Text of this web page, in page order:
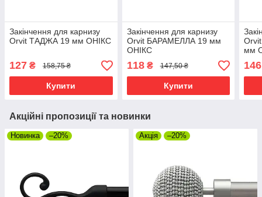
Закінчення для карнизу
Orvit ТАДЖА 19 мм ОНІКС
127 ₴ 158,75 ₴
Купити
Закінчення для карнизу
Orvit БАРАМЕЛЛА 19 мм
ОНІКС
118₴ 147,50 ₴
Купити
мм
146
Акційні пропозиції та новинки
Новинка –20% Акція –20%